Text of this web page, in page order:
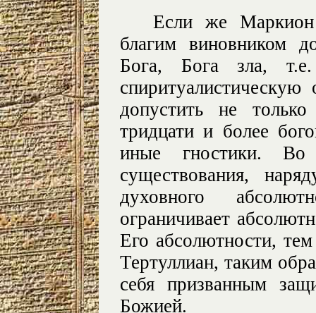
Если же Маркион
благим виновником
Бога, Бога зла,
допустить не
тридцати и более
иные гностики. Во
существования,
духовного
ограничивает
Его абсолютности,
Тертуллиан, таким
себя призванным
Божией.